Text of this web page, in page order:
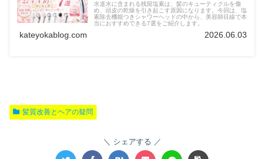
水道水に含まれる残留塩素は、髪のキューティクルを傷
め、頭皮の乾燥を引き起こす原因になります。今回は、塩
素除去機能つきシャワーヘッドの中から、美容師目線で本
当におすすめできる7選をご紹介します。
kateyokablog.com 2026.06.03
髪質改善とヘアの疑問
シェアする